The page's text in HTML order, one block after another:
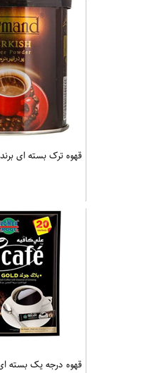
قهوه ترک بسته ای
قهوه درجه یک بسته